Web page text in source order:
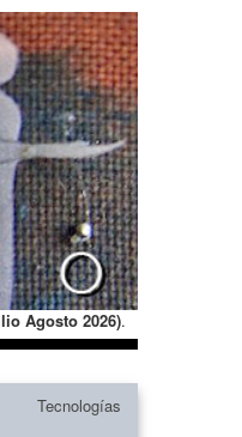
Agosto 2026).
Tecnologías